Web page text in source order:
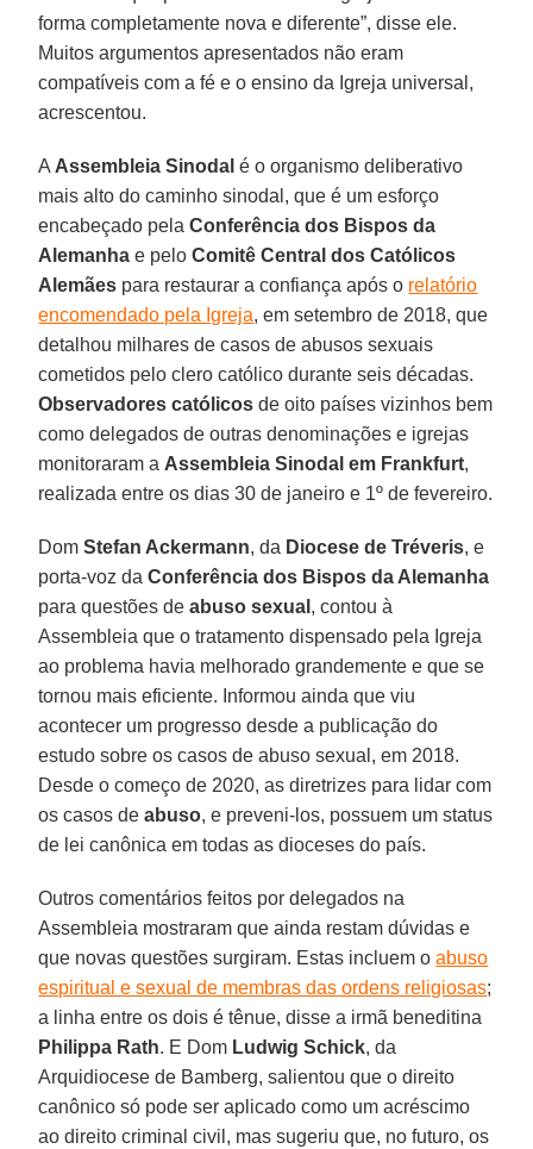
forma completamente nova e diferente”, disse ele.
Muitos argumentos apresentados não eram
compatíveis com a fé e o ensino da Igreja universal,
acrescentou.
A Assembleia Sinodal é o organismo deliberativo
mais alto do caminho sinodal, que é um esforço
encabeçado pelaConferência dos Bispos da
Alemanha e peloComitê Central dos Católicos
Alemães para restaurar a confiança após o relatório
encomendado pela Igreja, em setembro de 2018, que
detalhou milhares de casos de abusos sexuais
cometidos pelo clero católico durante seis décadas.
Observadores católicos de oito países vizinhos bem
como delegados de outras denominações e igrejas
monitoraram a Assembleia Sinodal em Frankfurt,
realizada entre os dias 30 de janeiro e 1º de fevereiro.
DomStefan Ackermann, da Diocese de Tréveris, e
porta-voz daConferência dos Bispos da Alemanha
para questões deabuso sexual , contou à
Assembleia que o tratamento dispensado pela Igreja
ao problema havia melhorado grandemente e que se
tornou mais eficiente. Informou ainda que viu
acontecer um progresso desde a publicação do
estudo sobre os casos de abuso sexual, em 2018.
Desde o começo de 2020, as diretrizes para lidar com
os casos deabuso, e preveni-los, possuem um status
de lei canônica em todas as dioceses do país.
Outros comentários feitos por delegados na
Assembleia mostraram que ainda restam dúvidas e
que novas questões surgiram. Estas incluem oabuso
espiritual e sexual de membras das ordens religiosas;
a linha entre os dois é tênue, disse a irmã beneditina
Philippa Rath. E Dom Ludwig Schick, da
Arquidiocese de Bamberg, salientou que o direito
canônico só pode ser aplicado como um acréscimo
ao direito criminal civil, mas sugeriu que, no futuro, os